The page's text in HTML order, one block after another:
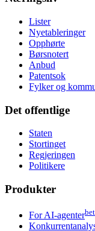
Lister
Nyetableringer
Opphørte
Børsnotert
Anbud
Patentsok
Fylker og
Det offentlige
Staten
Stortinget
Regjeringen
Politikere
Produkter
For AI-agenter